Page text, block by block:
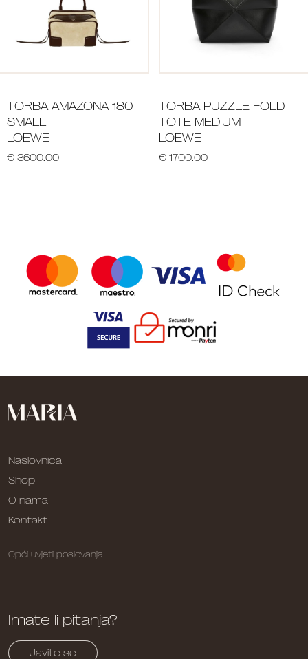
TORBA AMAZONA 180
SMALL
LOEWE
€ 3600.00
TORBA PUZZLE FOLD
TOTE MEDIUM
LOEWE
€ 1700.00
Naslovnica
Shop
O nama
Kontakt
Opći uvjeti poslovanja
Imate li pitanja?
Javite se